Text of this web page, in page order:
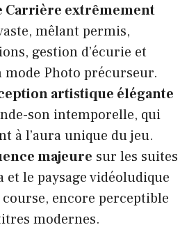
Carrière extrêmement
mêlant permis,
gestion d’écurie et
mode Photo précurseur.
artistique élégante
son intemporelle, qui
à l’aura unique du jeu.
majeure sur les suites
et le paysage vidéoludique
course, encore perceptible
modernes.